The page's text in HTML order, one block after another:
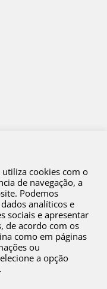
e Infrações Conexas
utiliza cookies com o
de navegação, a
Podemos
analíticos e
sociais e apresentar
de acordo com os
como em páginas
ou
a opção